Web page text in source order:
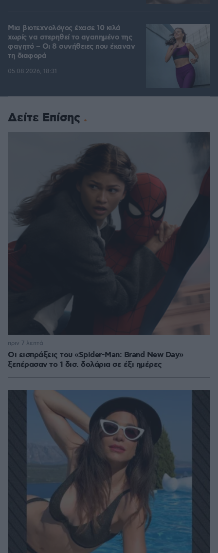
Μια βιοτεχνολόγος έχασε 10 κιλά
χωρίς να στερηθεί το αγαπημένο της
φαγητό – Οι 8 συνήθειες που έκαναν
τη διαφορά
05.08.2026, 18:31
Δείτε Επίσης
Οι εισπράξεις του «Spider-Man: Brand New Day»
ξεπέρασαν το 1 δισ. δολάρια σε έξι ημέρες
πριν 7 λεπτά